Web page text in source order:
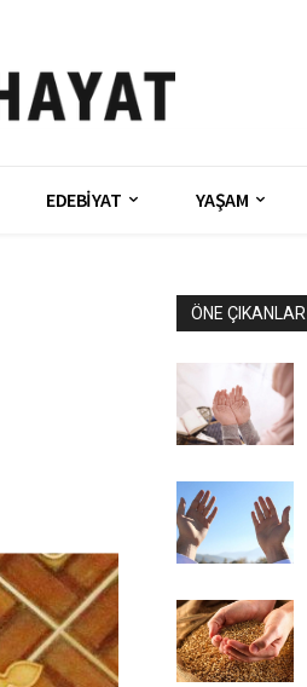
EDEBİYAT YAŞAM
ÖNE ÇIKANLAR